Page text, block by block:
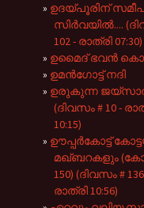
ഉദയ്പൂരിന്
സിർവയിൽ....
102 - രാത്രി 07:30)
ഉമൈദ് ഭവൻ
ഉമൻഗോട്ട് നദി
ഉരുകുന്ന
(ദിവസം # 10 -
10:15)
ഊപ്പർകോട്ട്
മഖ്ബറകളും
150) (ദിവസം #
രാത്രി 10:56)